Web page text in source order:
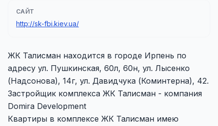
САЙТ
http://sk-fbi.kiev.ua/
ЖК Талисман находится в городе Ирпень по
адресу ул. Пушкинская, 60л, 60н, ул. Лысенко
(Надсонова), 14г, ул. Давидчука (Коминтерна), 42.
Застройщик комплекса ЖК Талисман - компания
Domira Development
Квартиры в комплексе ЖК Талисман имею